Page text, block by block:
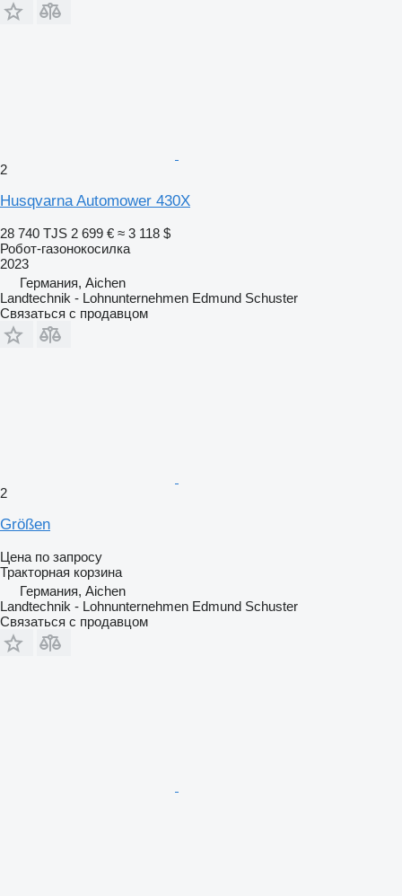
2
Husqvarna Automower 430X
28 740 TJS 2 699 € ≈ 3 118 $
Робот-газонокосилка
2023
Германия, Aichen
Landtechnik - Lohnunternehmen Edmund Schuster
Связаться с продавцом
2
Größen
Цена по запросу
Тракторная корзина
Германия, Aichen
Landtechnik - Lohnunternehmen Edmund Schuster
Связаться с продавцом